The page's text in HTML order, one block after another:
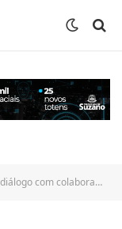
Públicos e reforça valorização do funcionalismo